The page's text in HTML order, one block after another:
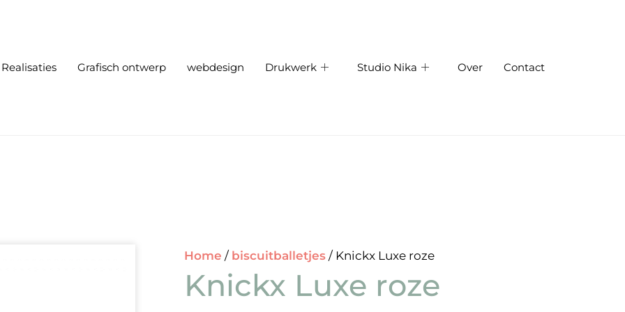
Realisaties Grafisch ontwerp webdesign Drukwerk Studio Nika Over Contact
Home / biscuitballetjes / Knickx Luxe roze
Knickx Luxe roze